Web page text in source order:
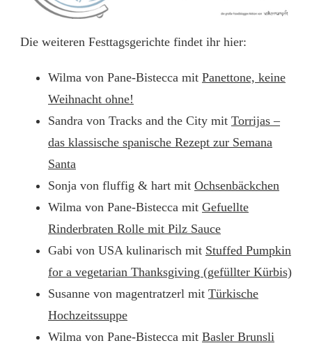
Die weiteren Festtagsgerichte findet ihr hier:
Wilma von Pane-Bistecca mit Panettone, keine
Weihnacht ohne!
Sandra von Tracks and the City mit Torrijas –
das klassische spanische Rezept zur Semana
Santa
Sonja von fluffig & hart mit Ochsenbäckchen
Wilma von Pane-Bistecca mit Gefuellte
Rinderbraten Rolle mit Pilz Sauce
Gabi von USA kulinarisch mit Stuffed Pumpkin
for a vegetarian Thanksgiving (gefüllter Kürbis)
Susanne von magentratzerl mit Türkische
Hochzeitssuppe
Wilma von Pane-Bistecca mit Basler Brunsli